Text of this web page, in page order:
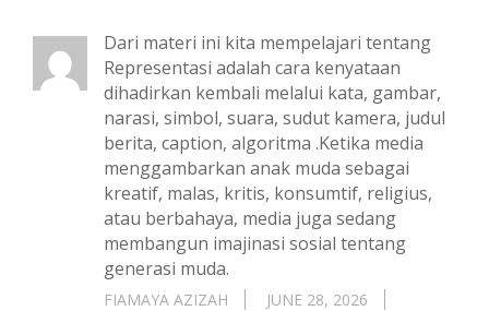
Dari materi ini kita mempelajari tentang
Representasi adalah cara kenyataan
dihadirkan kembali melalui kata, gambar,
narasi, simbol, suara, sudut kamera, judul
berita, caption, algoritma .Ketika media
menggambarkan anak muda sebagai
kreatif, malas, kritis, konsumtif, religius,
atau berbahaya, media juga sedang
membangun imajinasi sosial tentang
generasi muda.
FIAMAYA AZIZAH
JUNE 28, 2026